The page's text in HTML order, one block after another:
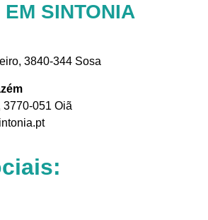
SINTONIA
3840-344 Sosa
3770-051 Oiã